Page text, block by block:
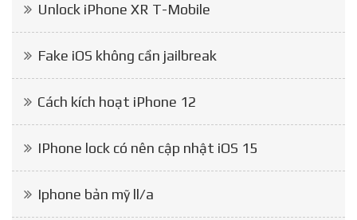
Unlock iPhone XR T-Mobile
Fake iOS không cần jailbreak
Cách kích hoạt iPhone 12
IPhone lock có nên cập nhật iOS 15
Iphone bản mỹ ll/a